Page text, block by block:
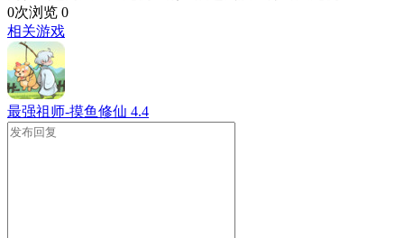
0次浏览 0
相关游戏
最强祖师-摸鱼修仙 4.4